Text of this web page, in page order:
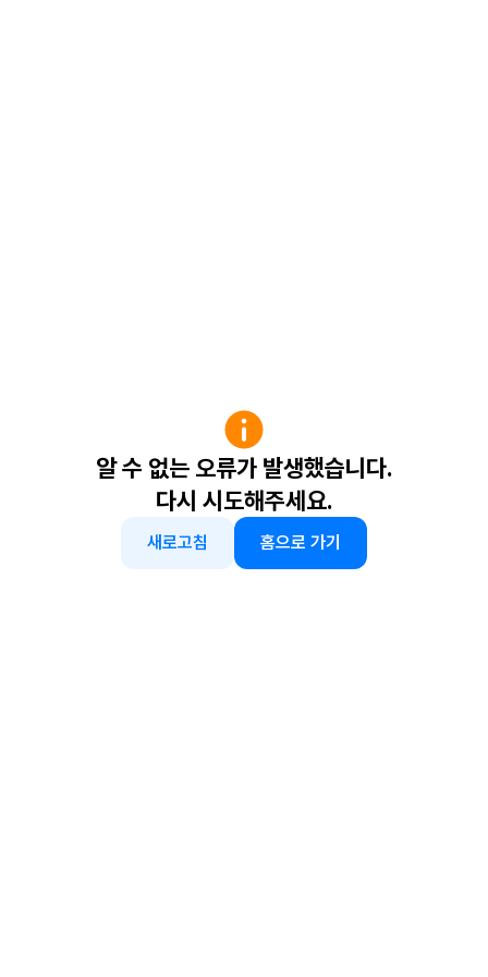
알 수 없는 오류가 발생했습니다.
다시 시도해주세요.
새로고침 홈으로 가기